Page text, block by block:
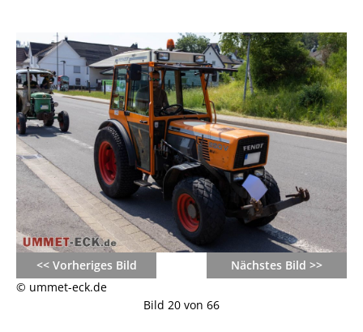
<< Vorheriges Bild
Nächstes Bild >>
© ummet-eck.de
Bild 20 von 66